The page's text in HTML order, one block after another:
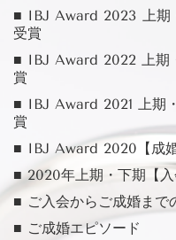
■ IBJ Award 2023 上期
受賞
■ IBJ Award 2022 上期
賞
■ IBJ Award 2021 上期
賞
■ IBJ Award 2020【成
■ 2020年上期・下期【
■ ご入会からご成婚まで
■ ご成婚エピソード